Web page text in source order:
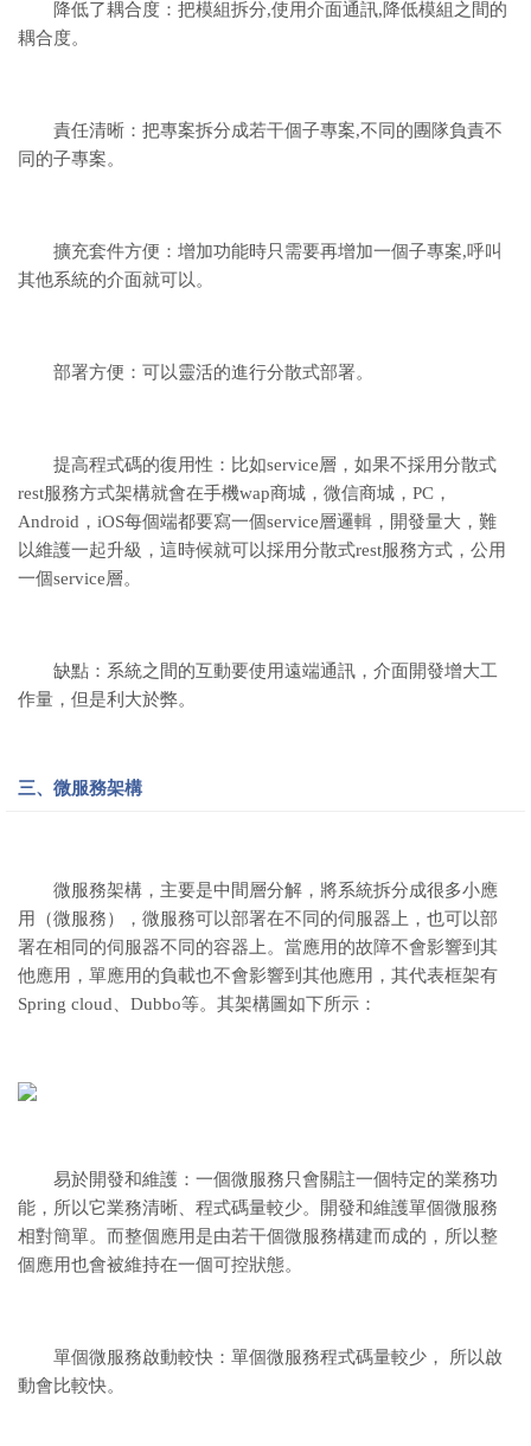
降低了耦合度：把模組拆分,使用介面通訊,降低模組之間的
耦合度。
責任清晰：把專案拆分成若干個子專案,不同的團隊負責不
同的子專案。
擴充套件方便：增加功能時只需要再增加一個子專案,呼叫
其他系統的介面就可以。
部署方便：可以靈活的進行分散式部署。
提高程式碼的復用性：比如service層，如果不採用分散式
rest服務方式架構就會在手機wap商城，微信商城，PC，
Android，iOS每個端都要寫一個service層邏輯，開發量大，難
以維護一起升級，這時候就可以採用分散式rest服務方式，公用
一個service層。
缺點：系統之間的互動要使用遠端通訊，介面開發增大工
作量，但是利大於弊。
三、微服務架構
微服務架構，主要是中間層分解，將系統拆分成很多小應
用（微服務），微服務可以部署在不同的伺服器上，也可以部
署在相同的伺服器不同的容器上。當應用的故障不會影響到其
他應用，單應用的負載也不會影響到其他應用，其代表框架有
Spring cloud、Dubbo等。其架構圖如下所示：
易於開發和維護：一個微服務只會關註一個特定的業務功
能，所以它業務清晰、程式碼量較少。開發和維護單個微服務
相對簡單。而整個應用是由若干個微服務構建而成的，所以整
個應用也會被維持在一個可控狀態。
單個微服務啟動較快：單個微服務程式碼量較少， 所以啟
動會比較快。